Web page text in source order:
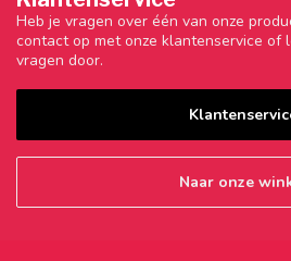
Heb je vragen over één van onze
contact op met onze klantenservice of
vragen door.
Naar onze